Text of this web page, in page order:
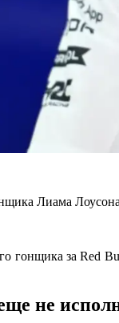
Лиама
гонщика за Red
не